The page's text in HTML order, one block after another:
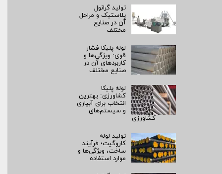
تولید گرانول
پلاستیک و مراحل
آن در صنایع
مختلف
لوله پلیکا فشار
قوی: ویژگی‌ها و
کاربردهای آن در
صنایع مختلف
لوله پلیکا
کشاورزی: بهترین
انتخاب برای آبیاری
و سیستم‌های
کشاورزی
تولید لوله
کاروگیت؛ فرآیند
ساخت، ویژگی‌ها و
موارد استفاده